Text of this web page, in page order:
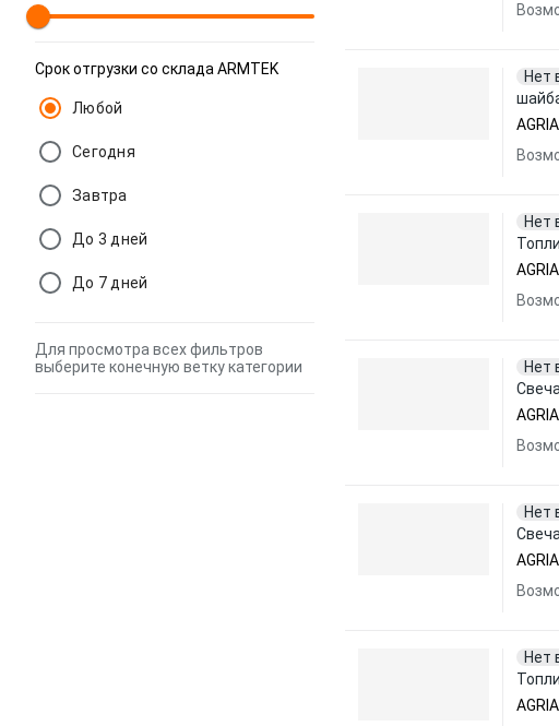
Срок отгрузки со склада ARMTEK
Любой
Сегодня
Завтра
До 3 дней
До 7 дней
Для просмотра всех фильтров
выберите конечную ветку категории
Нет
AGRIA
Нет
AGRIA
Нет
AGRIA
Нет
AGRIA
Нет
AGRIA